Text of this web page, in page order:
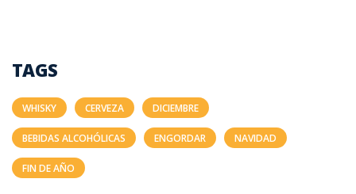
TAGS
WHISKY CERVEZA DICIEMBRE
BEBIDAS ALCOHÓLICAS ENGORDAR NAVIDAD
FIN DE AÑO